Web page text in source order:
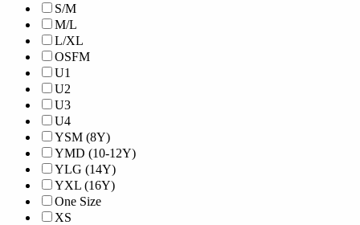
S/M
M/L
L/XL
OSFM
U1
U2
U3
U4
YSM (8Y)
YMD (10-12Y)
YLG (14Y)
YXL (16Y)
One Size
XS